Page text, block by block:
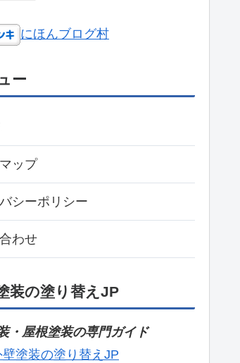
にほんブログ村
ー
ップ
シーポリシー
わせ
装の塗り替えJP
・屋根塗装の専門ガイド
壁塗装の塗り替えJP